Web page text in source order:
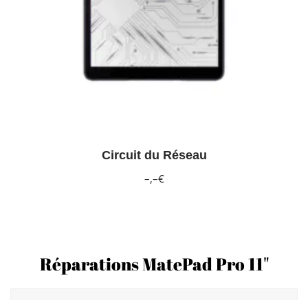
Circuit du Réseau
–,–€
Réparations MatePad Pro 11"